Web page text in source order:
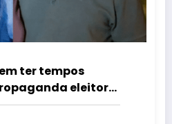
ter tempos
eleitoral